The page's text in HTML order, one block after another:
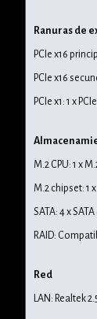
Ranuras de
PCIe x16
PCIe x16
PCIe x1: 1 x
M.2 CPU: 1 x
M.2 chipset: 1
SATA: 4 x
RAID:
Red
LAN: Realtek